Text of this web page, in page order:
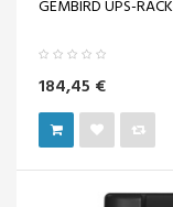
GEMBIRD UPS-
184,45 €